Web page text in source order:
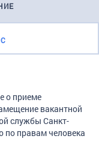
о приеме
вакантной
службы Санкт-
по правам человека